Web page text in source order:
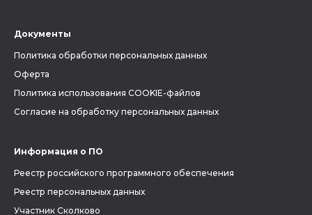
Документы
Политика обработки персональных данных
Оферта
Политика использования COOKIE-файлов
Согласие на обработку персональных данных
Информация о ПО
Реестр российского программного обеспечения
Реестр персональных данных
Участник Сколково